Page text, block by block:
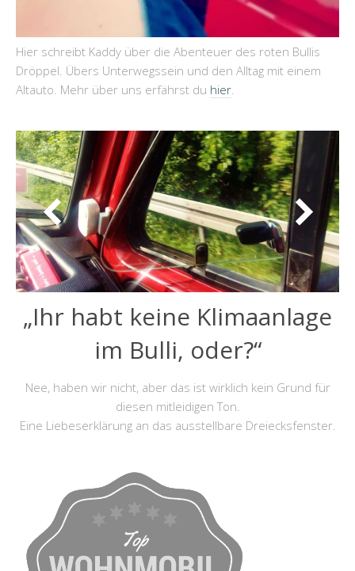
Hier schreibt Kaddy über die Abenteuer des roten Bullis
Dröppel. Übers Unterwegssein und den Alltag mit einem
Altauto. Mehr über uns erfährst du hier
„Ihr habt keine Klimaanlage
im Bulli, oder?“
Nee, haben wir nicht, aber das ist wirklich kein Grund für
diesen mitleidigen Ton.
Eine Liebeserklärung an das ausstellbare Dreiecksfenster.